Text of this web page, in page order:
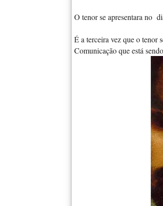
O tenor se apresentara no
É a terceira vez que o tenor
Comunicação que está